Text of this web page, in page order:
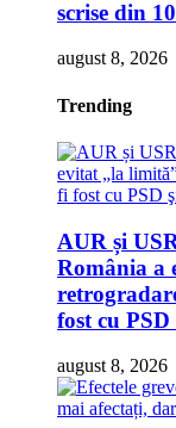
scrise din
august 8, 2026
Trending
AUR și
România a
fost cu
august 8, 2026